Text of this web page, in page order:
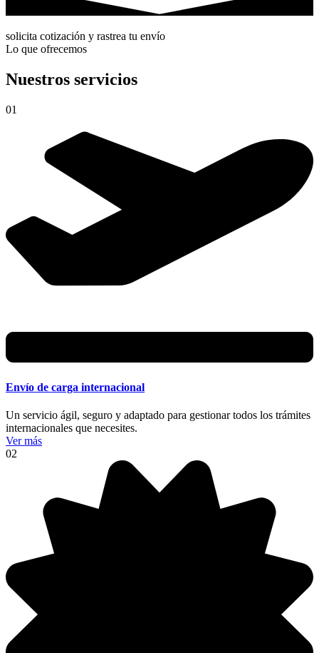
solicita cotización y rastrea tu envío
Lo que ofrecemos
Nuestros servicios
01
Envío de carga internacional
Un servicio ágil, seguro y adaptado para gestionar todos los trámites
internacionales que necesites.
Ver más
02